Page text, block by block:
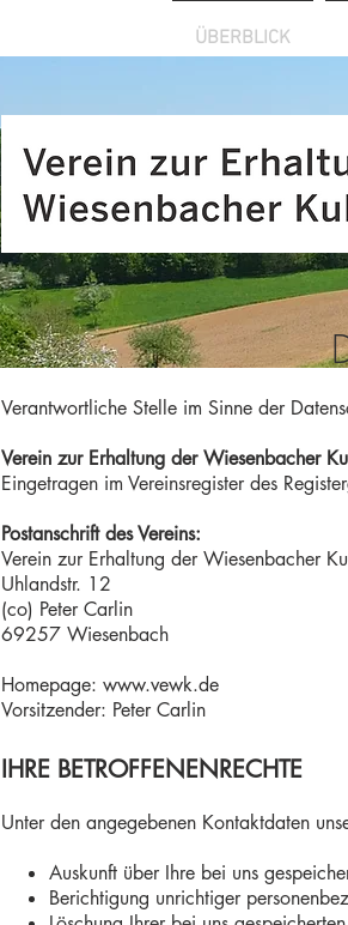
ÜBERBLICK
Verantwortliche Stelle im Sinne der
Verein zur Erhaltung der Wiesenbacher
Eingetragen im Vereinsregister des
Postanschrift des Vereins:
Verein zur Erhaltung der Wiesenbacher
Uhlandstr. 12
(co) Peter Carlin
69257 Wiesenbach
Homepage: www.vewk.de
Vorsitzender: Peter Carlin
IHRE BETROFFENENRECHTE
Unter den angegebenen Kontaktdaten
Auskunft über Ihre bei uns
Berichtigung unrichtiger